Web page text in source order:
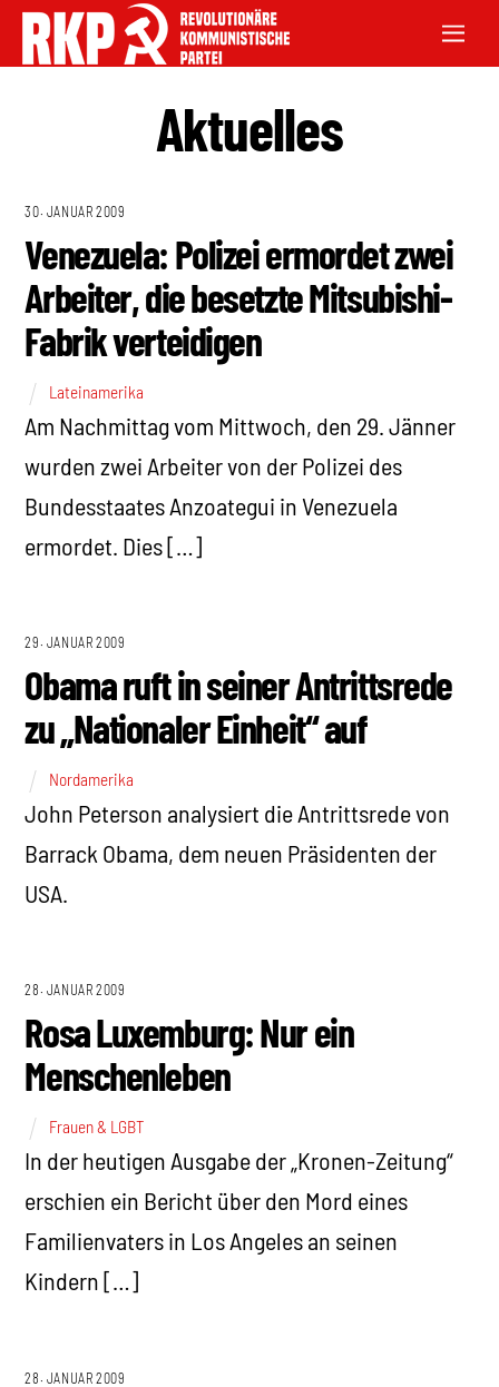
Aktuelles
30. JANUAR 2009
Venezuela: Polizei ermordet zwei
Arbeiter, die besetzte Mitsubishi-
Fabrik verteidigen
Lateinamerika
Am Nachmittag vom Mittwoch, den 29. Jänner
wurden zwei Arbeiter von der Polizei des
Bundesstaates Anzoategui in Venezuela
ermordet. Dies […]
29. JANUAR 2009
Obama ruft in seiner Antrittsrede
zu „Nationaler Einheit“ auf
Nordamerika
John Peterson analysiert die Antrittsrede von
Barrack Obama, dem neuen Präsidenten der
USA.
28. JANUAR 2009
Rosa Luxemburg: Nur ein
Menschenleben
Frauen & LGBT
In der heutigen Ausgabe der „Kronen-Zeitung“
erschien ein Bericht über den Mord eines
Familienvaters in Los Angeles an seinen
Kindern […]
28. JANUAR 2009